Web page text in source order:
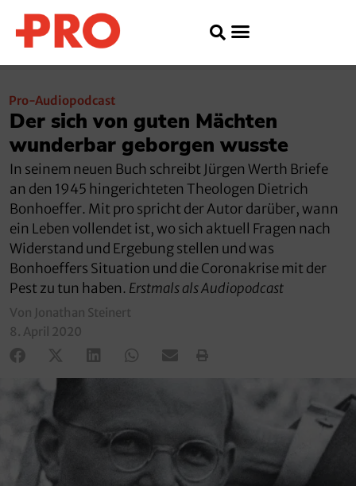
Pro-Audiopodcast
Der sich von guten Mächten
wunderbar geborgen wusste
In seinem neuen Buch schreibt Jürgen Werth Briefe
an den 1945 hingerichteten Theologen Dietrich
Bonhoeffer. Mit pro spricht der Autor darüber, wann
ein Leben vollendet ist, wo sich aktuell Fragen nach
Widerstand und Ergebung stellen und was
Bonhoeffers Situation und die Coronakrise mit der
Pest zu tun haben. Erstmals als Audiopodcast
Von Jonathan Steinert
8. April 2020